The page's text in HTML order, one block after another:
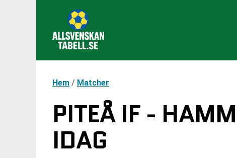
Hem / Matcher
PITEÅ IF -
IDAG